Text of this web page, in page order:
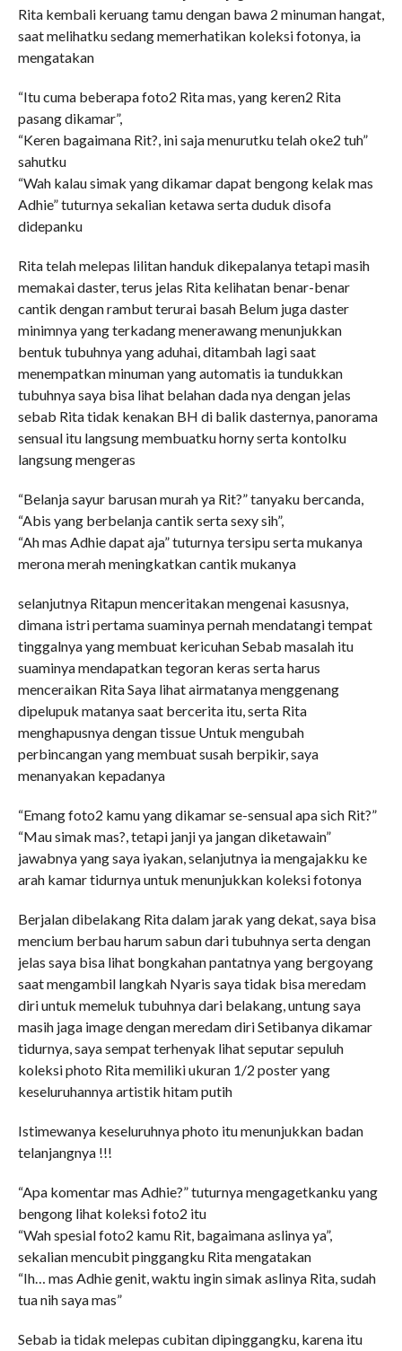
Rita kembali keruang tamu dengan bawa 2 minuman hangat,
saat melihatku sedang memerhatikan koleksi fotonya, ia
mengatakan
“Itu cuma beberapa foto2 Rita mas, yang keren2 Rita
pasang dikamar”,
“Keren bagaimana Rit?, ini saja menurutku telah oke2 tuh”
sahutku
“Wah kalau simak yang dikamar dapat bengong kelak mas
Adhie” tuturnya sekalian ketawa serta duduk disofa
didepanku
Rita telah melepas lilitan handuk dikepalanya tetapi masih
memakai daster, terus jelas Rita kelihatan benar-benar
cantik dengan rambut terurai basah Belum juga daster
minimnya yang terkadang menerawang menunjukkan
bentuk tubuhnya yang aduhai, ditambah lagi saat
menempatkan minuman yang automatis ia tundukkan
tubuhnya saya bisa lihat belahan dada nya dengan jelas
sebab Rita tidak kenakan BH di balik dasternya, panorama
sensual itu langsung membuatku horny serta kontolku
langsung mengeras
“Belanja sayur barusan murah ya Rit?” tanyaku bercanda,
“Abis yang berbelanja cantik serta sexy sih”,
“Ah mas Adhie dapat aja” tuturnya tersipu serta mukanya
merona merah meningkatkan cantik mukanya
selanjutnya Ritapun menceritakan mengenai kasusnya,
dimana istri pertama suaminya pernah mendatangi tempat
tinggalnya yang membuat kericuhan Sebab masalah itu
suaminya mendapatkan tegoran keras serta harus
menceraikan Rita Saya lihat airmatanya menggenang
dipelupuk matanya saat bercerita itu, serta Rita
menghapusnya dengan tissue Untuk mengubah
perbincangan yang membuat susah berpikir, saya
menanyakan kepadanya
“Emang foto2 kamu yang dikamar se-sensual apa sich Rit?”
“Mau simak mas?, tetapi janji ya jangan diketawain”
jawabnya yang saya iyakan, selanjutnya ia mengajakku ke
arah kamar tidurnya untuk menunjukkan koleksi fotonya
Berjalan dibelakang Rita dalam jarak yang dekat, saya bisa
mencium berbau harum sabun dari tubuhnya serta dengan
jelas saya bisa lihat bongkahan pantatnya yang bergoyang
saat mengambil langkah Nyaris saya tidak bisa meredam
diri untuk memeluk tubuhnya dari belakang, untung saya
masih jaga image dengan meredam diri Setibanya dikamar
tidurnya, saya sempat terhenyak lihat seputar sepuluh
koleksi photo Rita memiliki ukuran 1/2 poster yang
keseluruhannya artistik hitam putih
Istimewanya keseluruhnya photo itu menunjukkan badan
telanjangnya !!!
“Apa komentar mas Adhie?” tuturnya mengagetkanku yang
bengong lihat koleksi foto2 itu
“Wah spesial foto2 kamu Rit, bagaimana aslinya ya”,
sekalian mencubit pinggangku Rita mengatakan
“Ih… mas Adhie genit, waktu ingin simak aslinya Rita, sudah
tua nih saya mas”
Sebab ia tidak melepas cubitan dipinggangku, karena itu